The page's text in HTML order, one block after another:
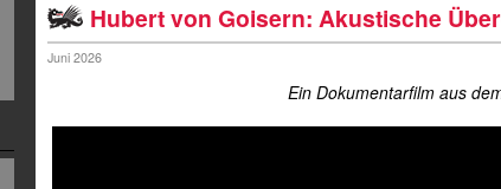
Hubert von Goisern: Akustische
Juni 2026
Ein Dokumentarfilm aus